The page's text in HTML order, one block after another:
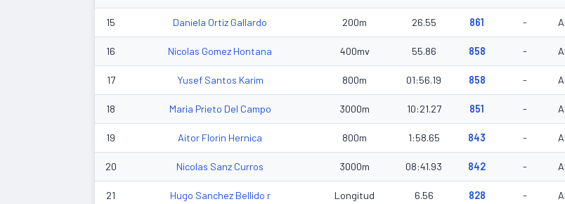
15 Daniela Ortiz Gallardo 200m 26.55 861 -
16 Nicolas Gomez Hontana 400mv 55.86 858 -
17 Yusef Santos Karim 800m 01:56.19 858 -
18 Maria Prieto Del Campo 3000m 10:21.27 851 -
19 Aitor Florin Hernica 800m 1:58.65 843 -
20 Nicolas Sanz Curros 3000m 08:41.93 842 -
21 Hugo Sanchez Bellido r Longitud 6.56 828 -